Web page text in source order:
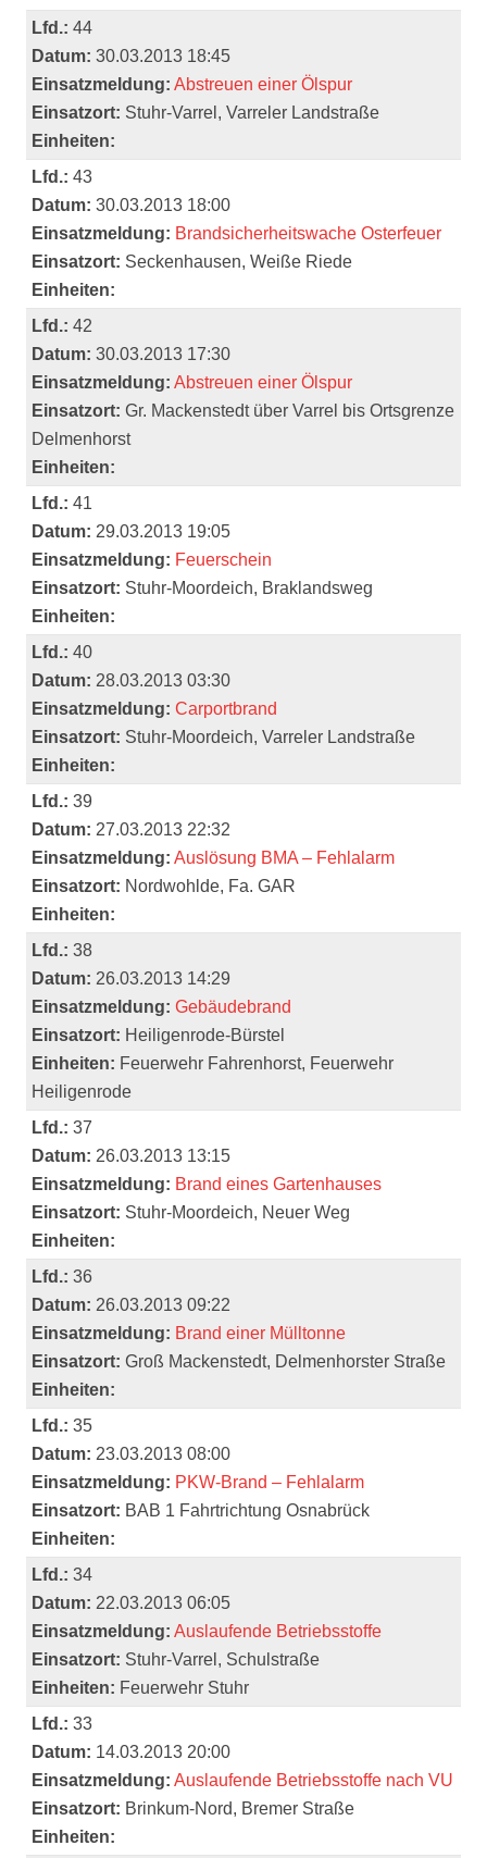
Lfd.: 44
Datum: 30.03.2013 18:45
Einsatzmeldung: Abstreuen einer Ölspur
Einsatzort: Stuhr-Varrel, Varreler Landstraße
Einheiten:
Lfd.: 43
Datum: 30.03.2013 18:00
Einsatzmeldung: Brandsicherheitswache Osterfeuer
Einsatzort: Seckenhausen, Weiße Riede
Einheiten:
Lfd.: 42
Datum: 30.03.2013 17:30
Einsatzmeldung: Abstreuen einer Ölspur
Einsatzort: Gr. Mackenstedt über Varrel bis Ortsgrenze
Delmenhorst
Einheiten:
Lfd.: 41
Datum: 29.03.2013 19:05
Einsatzmeldung: Feuerschein
Einsatzort: Stuhr-Moordeich, Braklandsweg
Einheiten:
Lfd.: 40
Datum: 28.03.2013 03:30
Einsatzmeldung: Carportbrand
Einsatzort: Stuhr-Moordeich, Varreler Landstraße
Einheiten:
Lfd.: 39
Datum: 27.03.2013 22:32
Einsatzmeldung: Auslösung BMA – Fehlalarm
Einsatzort: Nordwohlde, Fa. GAR
Einheiten:
Lfd.: 38
Datum: 26.03.2013 14:29
Einsatzmeldung: Gebäudebrand
Einsatzort: Heiligenrode-Bürstel
Einheiten: Feuerwehr Fahrenhorst, Feuerwehr
Heiligenrode
Lfd.: 37
Datum: 26.03.2013 13:15
Einsatzmeldung: Brand eines Gartenhauses
Einsatzort: Stuhr-Moordeich, Neuer Weg
Einheiten:
Lfd.: 36
Datum: 26.03.2013 09:22
Einsatzmeldung: Brand einer Mülltonne
Einsatzort: Groß Mackenstedt, Delmenhorster Straße
Einheiten:
Lfd.: 35
Datum: 23.03.2013 08:00
Einsatzmeldung: PKW-Brand – Fehlalarm
Einsatzort: BAB 1 Fahrtrichtung Osnabrück
Einheiten:
Lfd.: 34
Datum: 22.03.2013 06:05
Einsatzmeldung: Auslaufende Betriebsstoffe
Einsatzort: Stuhr-Varrel, Schulstraße
Einheiten: Feuerwehr Stuhr
Lfd.: 33
Datum: 14.03.2013 20:00
Einsatzmeldung: Auslaufende Betriebsstoffe nach VU
Einsatzort: Brinkum-Nord, Bremer Straße
Einheiten: